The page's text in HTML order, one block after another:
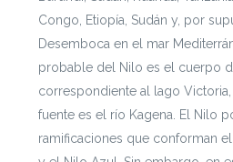
Congo, Etiopía, Sudán y, por
Desemboca en el mar
probable del Nilo es el cuerpo
correspondiente al lago
fuente es el río Kagena. El Nilo
ramificaciones que conforman